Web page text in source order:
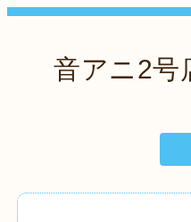
音アニ2号